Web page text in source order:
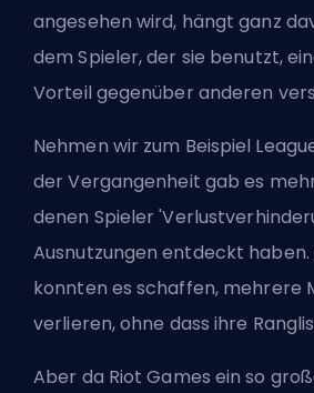
angesehen wird, hängt ganz
dem Spieler, der sie benutzt,
Vorteil gegenüber anderen
Nehmen wir zum Beispiel
der Vergangenheit gab es
denen Spieler
Ausnutzungen entdeckt haben.
konnten es schaffen, mehrere
verlieren, ohne dass ihre
Aber da Riot Games ein so